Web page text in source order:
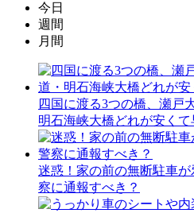
今日
週間
月間
四国に渡る3つの橋、瀬戸
明石海峡大橋どれが安くて
迷惑！家の前の無断駐車
察に通報すべき？